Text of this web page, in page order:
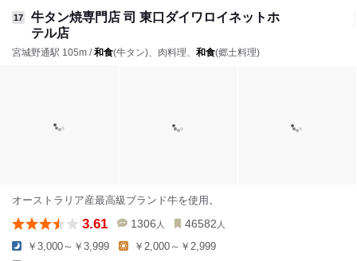
17
牛タン焼専門店 司 東口ダイワロイネットホ
テル店
宮城野通駅 105m /和食(牛タン)、肉料理、 和食(郷土料理)
オーストラリア産最高級ブランド牛を使用。
3.61 1306 人 46582 人
￥3,000～￥3,999 ￥2,000～￥2,999